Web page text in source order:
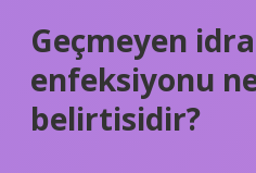
Geçmeyen
enfeksiyonu
belirtisidir?